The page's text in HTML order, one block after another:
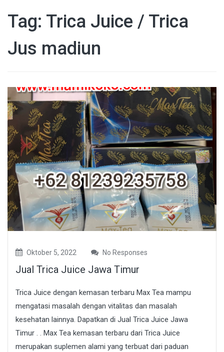
Tag: Trica Juice / Trica
Jus madiun
Oktober 5, 2022 No Responses
Jual Trica Juice Jawa Timur
Trica Juice dengan kemasan terbaru Max Tea mampu
mengatasi masalah dengan vitalitas dan masalah
kesehatan lainnya. Dapatkan di Jual Trica Juice Jawa
Timur . . Max Tea kemasan terbaru dari Trica Juice
merupakan suplemen alami yang terbuat dari paduan